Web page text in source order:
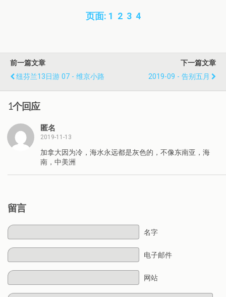
页面: 1 2 3 4
前一篇文章
纽芬兰13日游 07 - 维京小路
下一篇文章
2019-09 - 告别五月
1个回应
匿名
2019-11-13
加拿大因为冷，海水永远都是灰色的，不像东南亚，海
南，中美洲
留言
名字
电子邮件
网站